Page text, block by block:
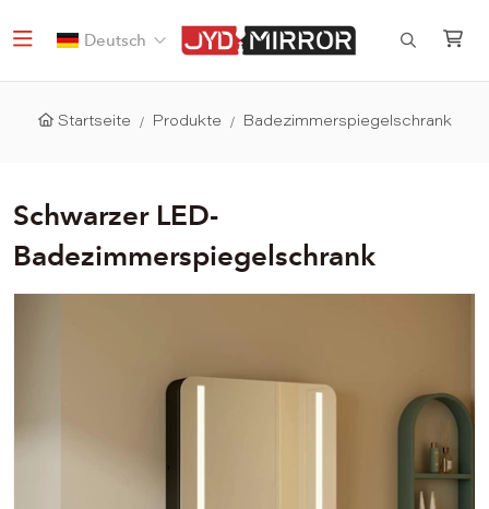
Deutsch
Startseite Produkte Badezimmerspiegelschrank
Schwarzer LED-
Badezimmerspiegelschrank